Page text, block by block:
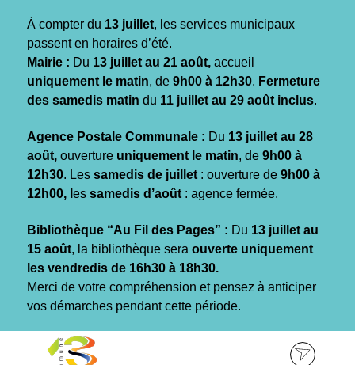
À compter du 13 juillet, les services municipaux
passent en horaires d’été.
Mairie : Du 13 juillet au 21 août, accueil
uniquement le matin, de 9h00 à 12h30. Fermeture
des samedis matin du 11 juillet au 29 août inclus.
Agence Postale Communale : Du 13 juillet au 28
août, ouverture uniquement le matin, de 9h00 à
12h30. Les samedis de juillet : ouverture de 9h00 à
12h00, l es samedis d’août : agence fermée.
Bibliothèque “Au Fil des Pages” : Du 13 juillet au
15 août, la bibliothèque sera ouverte uniquement
les vendredis de 16h30 à 18h30.
Merci de votre compréhension et pensez à anticiper
vos démarches pendant cette période.